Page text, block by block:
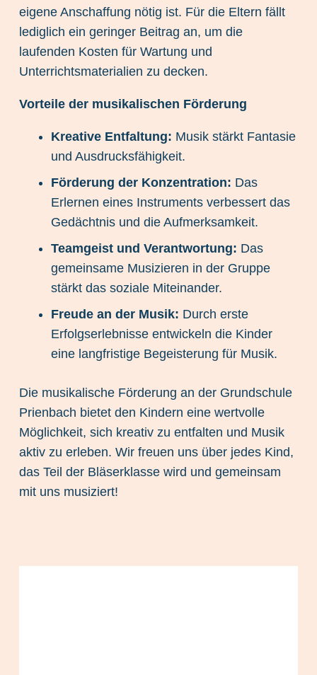
eigene Anschaffung nötig ist. Für die Eltern fällt
lediglich ein geringer Beitrag an, um die
laufenden Kosten für Wartung und
Unterrichtsmaterialien zu decken.
Vorteile der musikalischen Förderung
Kreative Entfaltung: Musik stärkt Fantasie
und Ausdrucksfähigkeit.
Förderung der Konzentration: Das
Erlernen eines Instruments verbessert das
Gedächtnis und die Aufmerksamkeit.
Teamgeist und Verantwortung: Das
gemeinsame Musizieren in der Gruppe
stärkt das soziale Miteinander.
Freude an der Musik: Durch erste
Erfolgserlebnisse entwickeln die Kinder
eine langfristige Begeisterung für Musik.
Die musikalische Förderung an der Grundschule
Prienbach bietet den Kindern eine wertvolle
Möglichkeit, sich kreativ zu entfalten und Musik
aktiv zu erleben. Wir freuen uns über jedes Kind,
das Teil der Bläserklasse wird und gemeinsam
mit uns musiziert!